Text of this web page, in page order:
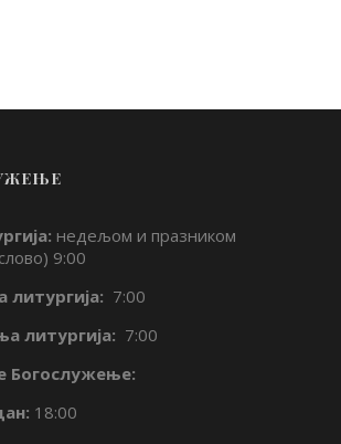
недељом и празником
9:00
литургија: 7:00
литургија: 7:00
Богослужење:
18:00